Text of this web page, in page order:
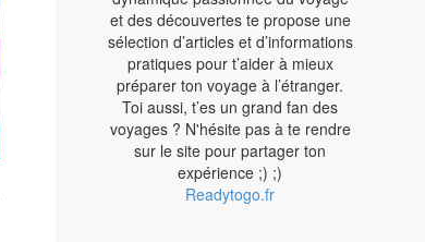
et des découvertes te propose une
sélection d’articles et d’informations
pratiques pour t’aider à mieux
préparer ton voyage à l’étranger.
Toi aussi, t’es un grand fan des
voyages ? N'hésite pas à te rendre
sur le site pour partager ton
expérience ;) ;)
Readytogo.fr